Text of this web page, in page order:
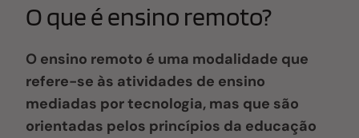
O que é ensino remoto?
O ensino remoto é uma modalidade que
refere-se às atividades de ensino
mediadas por tecnologia, mas que são
orientadas pelos princípios da educação